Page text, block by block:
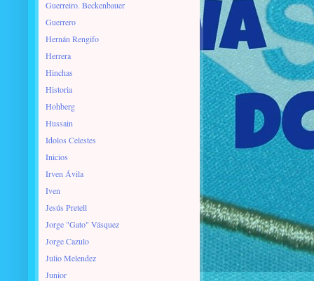
Guerreiro. Beckenbauer
Guerrero
Hernán Rengifo
Herrera
Hinchas
Historia
Hohberg
Hussain
Idolos Celestes
Inicios
Irven Ávila
Iven
Jesús Pretell
Jorge "Gato" Vásquez
Jorge Cazulo
Julio Melendez
Junior